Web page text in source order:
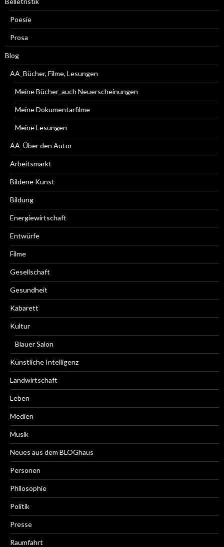
Poesie
Prosa
Blog
AA_Bücher, Filme, Lesungen
Meine Bücher_auch Neuerscheinungen
Meine Dokumentarfilme
Meine Lesungen
AA_Über den Autor
Arbeitsmarkt
Bildene Kunst
Bildung
Energiewirtschaft
Entwürfe
Filme
Gesellschaft
Gesundheit
Kabarett
Kultur
Blauer Salon
Künstliche Intelligenz
Landwirtschaft
Leben
Medien
Musik
Neues aus dem BLOGhaus
Personen
Philosophie
Politik
Presse
Raumfahrt